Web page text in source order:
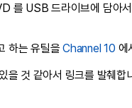
를 USB 드라이브에 담아
하는 유틸을Channel 10 에
을 것 같아서 링크를 발췌합